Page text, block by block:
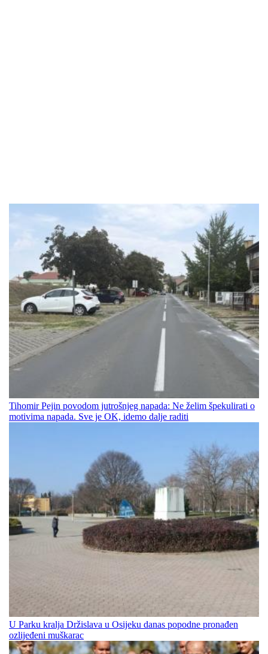
Tihomir Pejin povodom jutrošnjeg napada: Ne želim špekulirati o
motivima napada. Sve je OK, idemo dalje raditi
U Parku kralja Držislava u Osijeku danas popodne pronađen
ozlijeđeni muškarac